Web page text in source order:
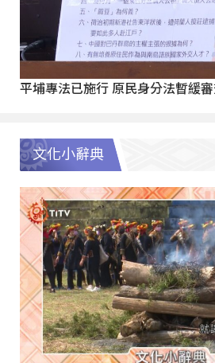
平埔專法已施行 原民身分法暫緩
文化小辭典